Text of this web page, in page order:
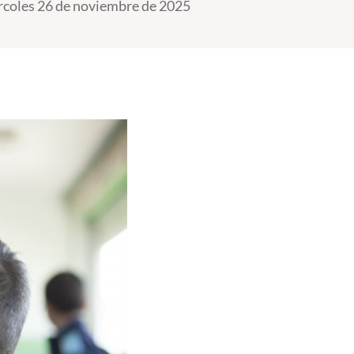
26 de noviembre de 2025